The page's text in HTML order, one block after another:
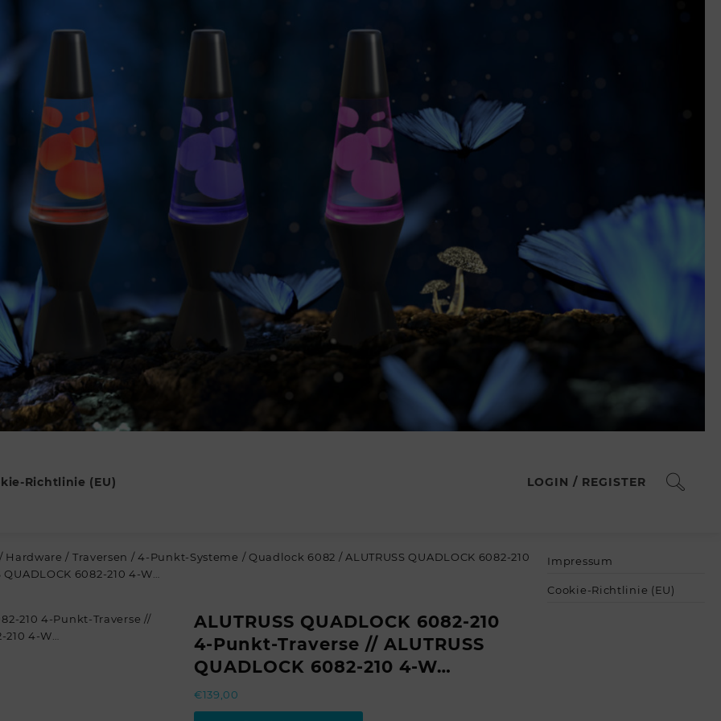
Richtlinie (EU) LOGIN / REGISTER
/ Hardware / Traversen /4-Punkt-Systeme / Quadlock 6082 / ALUTRUSS QUADLOCK 6082-210
6082-210 4-W…
ALUTRUSS QUADLOCK 6082-210
4-Punkt-Traverse // ALUTRUSS
QUADLOCK 6082-210 4-W…
€139,00
Impressum
Cookie-Richtlinie (EU)